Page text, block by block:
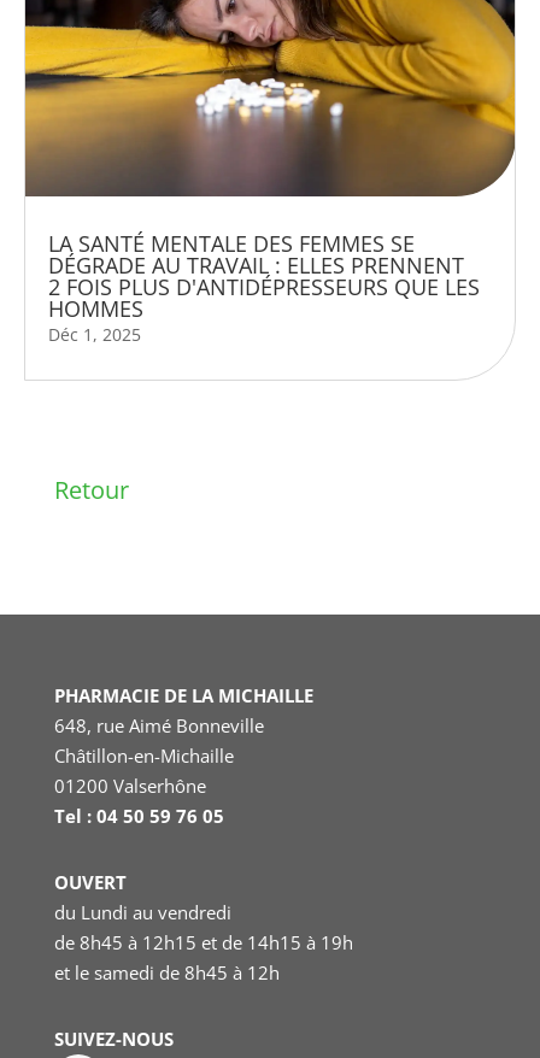
LA SANTÉ MENTALE DES FEMMES SE
DÉGRADE AU TRAVAIL : ELLES PRENNENT
2 FOIS PLUS D'ANTIDÉPRESSEURS QUE LES
HOMMES
Déc 1, 2025
Retour
PHARMACIE DE LA MICHAILLE
648, rue Aimé Bonneville
Châtillon-en-Michaille
01200 Valserhône
Tel : 04 50 59 76 05
OUVERT
du Lundi au vendredi
de 8h45 à 12h15 et de 14h15 à 19h
et le samedi de 8h45 à 12h
SUIVEZ-NOUS